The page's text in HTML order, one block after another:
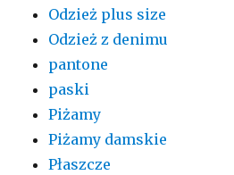
Odzież plus size
Odzież z denimu
pantone
paski
Piżamy
Piżamy damskie
Płaszcze